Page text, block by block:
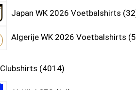
Japan WK 2026 Voetbalshirts 32
Algerije WK 2026 Voetbalshirts 5
Clubshirts 4014